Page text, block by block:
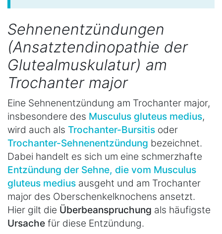
Sehnenentzündungen
(Ansatztendinopathie der
Glutealmuskulatur) am
Trochanter major
Eine Sehnenentzündung am Trochanter major,
insbesondere des Musculus gluteus medius,
wird auch als Trochanter-Bursitis oder
Trochanter-Sehnenentzündung bezeichnet.
Dabei handelt es sich um eine schmerzhafte
Entzündung der Sehne, die vom Musculus
gluteus medius ausgeht und am Trochanter
major des Oberschenkelknochens ansetzt.
Hier gilt die Überbeanspruchung als häufigste
Ursache für diese Entzündung.